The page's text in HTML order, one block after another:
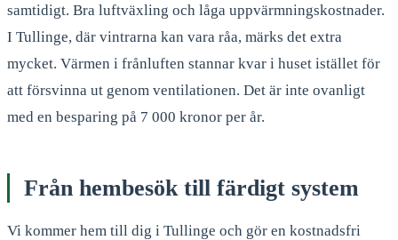
samtidigt. Bra luftväxling och låga uppvärmningskostnader.
I Tullinge, där vintrarna kan vara råa, märks det extra
mycket. Värmen i frånluften stannar kvar i huset istället för
att försvinna ut genom ventilationen. Det är inte ovanligt
med en besparing på 7 000 kronor per år.
Från hembesök till färdigt system
Vi kommer hem till dig i Tullinge och gör en kostnadsfri